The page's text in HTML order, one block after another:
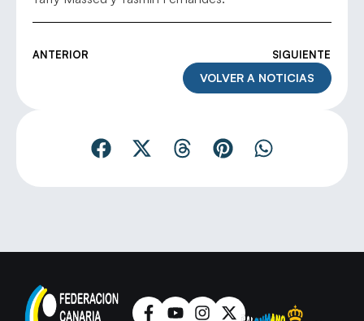
ANTERIOR SIGUIENTE
VOLVER A NOTICIAS